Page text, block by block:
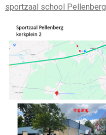
sportzaal school Pellenberg